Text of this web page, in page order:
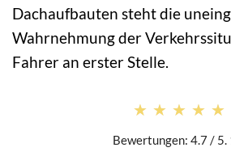
Dachaufbauten steht die
Wahrnehmung der
Fahrer an erster Stelle.
★★★★★
★★★★★
Bewertungen: 4.7 / 5.